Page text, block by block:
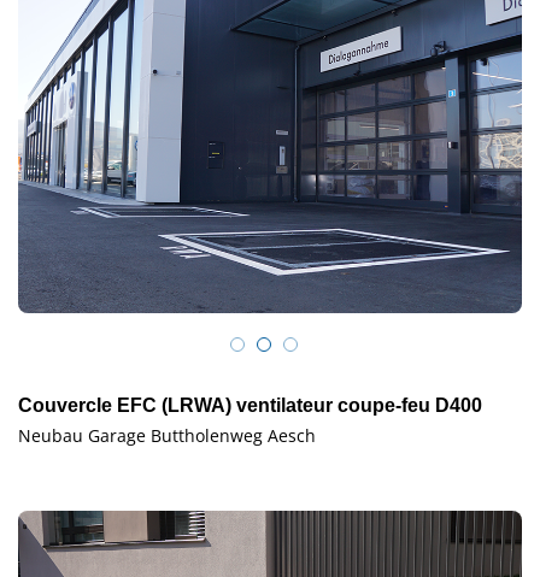
Couvercle EFC (LRWA) ventilateur coupe-feu D400
Neubau Garage Buttholenweg Aesch